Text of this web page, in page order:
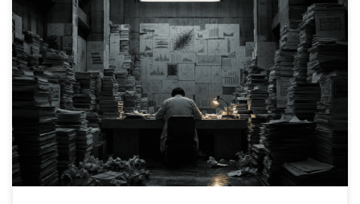
Наука — не религия. Наука — способ не сдаваться в
поиске истины. Представьте: вы читаете заголовок —
«Учёные доказали, что X вызывает Y». Авторитетный
журнал, солидный университет, p < 0.05. Всё выглядит
убедительно. Но через год другая группа
исследователей пытается повторить эксперимент — и
получает хаотический шум. Потом третья — […]